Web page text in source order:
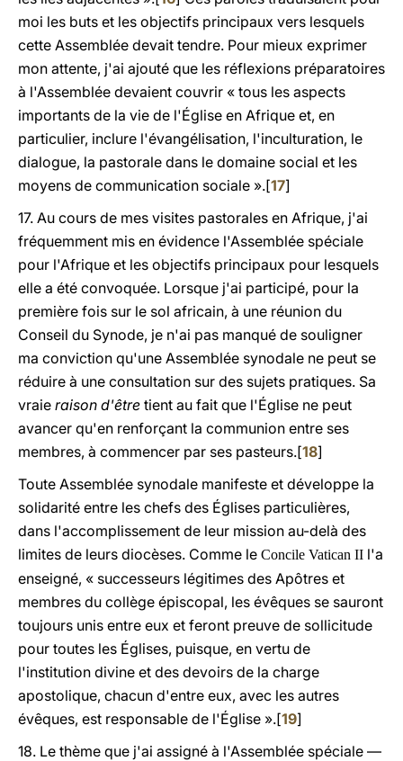
moi les buts et les objectifs principaux vers lesquels
cette Assemblée devait tendre. Pour mieux exprimer
mon attente, j'ai ajouté que les réflexions préparatoires
à l'Assemblée devaient couvrir « tous les aspects
importants de la vie de l'Église en Afrique et, en
particulier, inclure l'évangélisation, l'inculturation, le
dialogue, la pastorale dans le domaine social et les
moyens de communication sociale ».[17]
17. Au cours de mes visites pastorales en Afrique, j'ai
fréquemment mis en évidence l'Assemblée spéciale
pour l'Afrique et les objectifs principaux pour lesquels
elle a été convoquée. Lorsque j'ai participé, pour la
première fois sur le sol africain, à une réunion du
Conseil du Synode, je n'ai pas manqué de souligner
ma conviction qu'une Assemblée synodale ne peut se
réduire à une consultation sur des sujets pratiques. Sa
vraie raison d'être tient au fait que l'Église ne peut
avancer qu'en renforçant la communion entre ses
membres, à commencer par ses pasteurs.[18]
Toute Assemblée synodale manifeste et développe la
solidarité entre les chefs des Églises particulières,
dans l'accomplissement de leur mission au-delà des
limites de leurs diocèses. Comme le Concile Vatican II l'a
enseigné, « successeurs légitimes des Apôtres et
membres du collège épiscopal, les évêques se sauront
toujours unis entre eux et feront preuve de sollicitude
pour toutes les Églises, puisque, en vertu de
l'institution divine et des devoirs de la charge
apostolique, chacun d'entre eux, avec les autres
évêques, est responsable de l'Église ».[19]
18. Le thème que j'ai assigné à l'Assemblée spéciale —